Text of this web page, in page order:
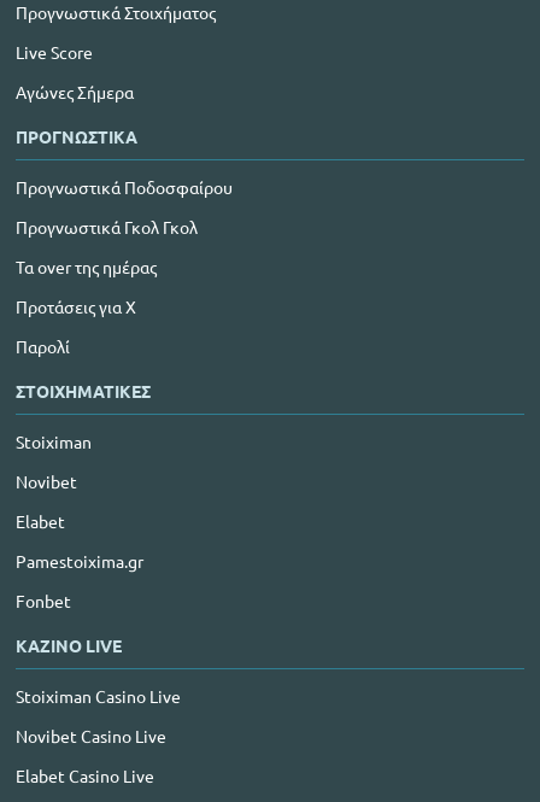
Προγνωστικά Στοιχήματος
Live Score
Αγώνες Σήμερα
ΠΡΟΓΝΩΣΤΙΚΑ
Προγνωστικά Ποδοσφαίρου
Προγνωστικά Γκολ Γκολ
Τα over της ημέρας
Προτάσεις για Χ
Παρολί
ΣΤΟΙΧΗΜΑΤΙΚΕΣ
Stoiximan
Novibet
Elabet
Pamestoixima.gr
Fonbet
ΚΑΖΙΝΟ LIVE
Stoiximan Casino Live
Novibet Casino Live
Elabet Casino Live